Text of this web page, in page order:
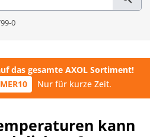
0
das gesamte AXOL Sortiment!
Nur für kurze Zeit.
kann